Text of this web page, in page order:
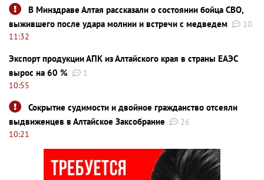
В Минздраве Алтая рассказали о состоянии бойца СВО,
выжившего после удара молнии и встречи с медведем
10
11:32
Экспорт продукции АПК из Алтайского края в страны ЕАЭС
вырос на 60 %
1
10:55
Сокрытие судимости и двойное гражданство отсеяли
выдвиженцев в Алтайское Заксобрание
26
10:21